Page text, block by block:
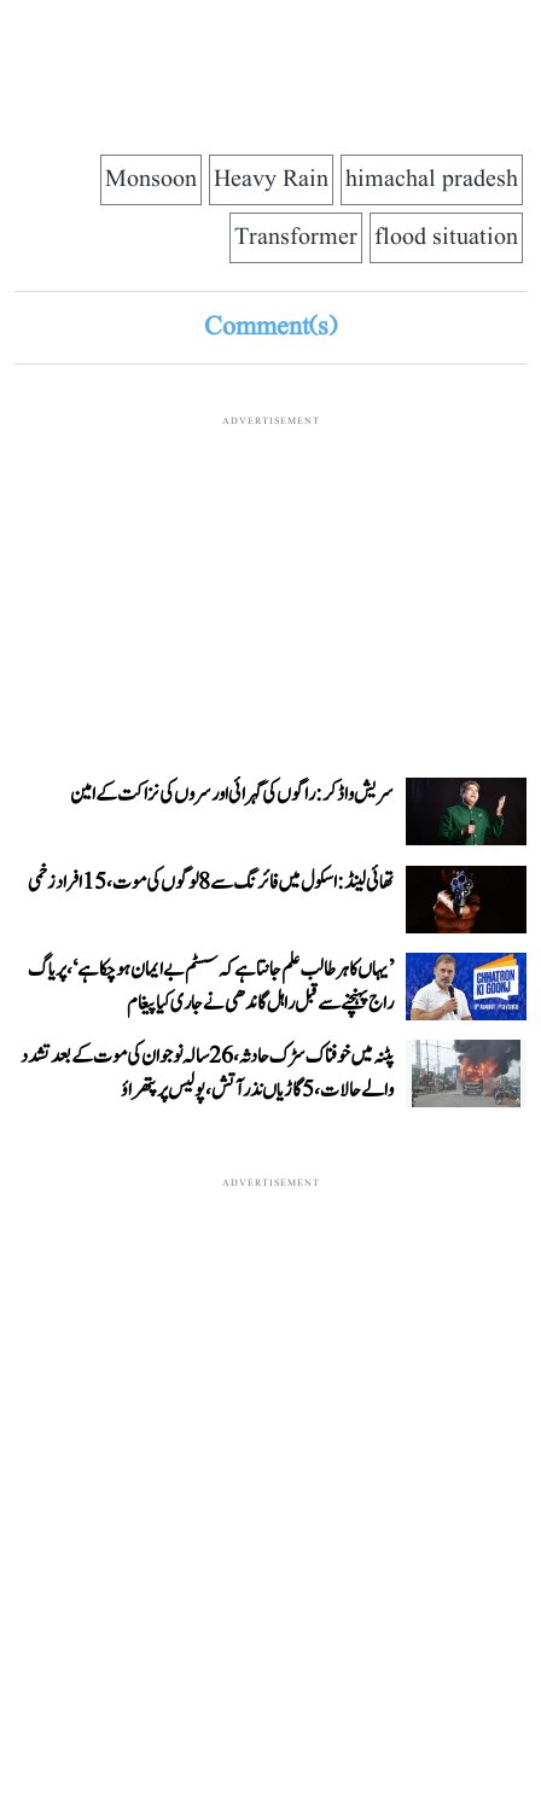
himachal pradesh
Heavy Rain
Monsoon
flood situation
Transformer
Comment(s)
ADVERTISEMENT
سریش واڈکر: راگوں کی گہرائی اور سروں کی نزاکت کے امین
تھائی لینڈ: اسکول میں فائرنگ سے 8 لوگوں کی موت، 15 افراد زخمی
’یہاں کا ہر طالب علم جانتا ہے کہ سسٹم بے ایمان ہو چکا ہے‘، پریاگ
راج پہنچنے سے قبل راہل گاندھی نے جاری کیا پیغام
پٹنہ میں خوفناک سڑک حادثہ، 26 سالہ نوجوان کی موت کے بعد تشدد
والے حالات، 5 گاڑیاں نذر آتش، پولیس پر پتھراؤ
ADVERTISEMENT